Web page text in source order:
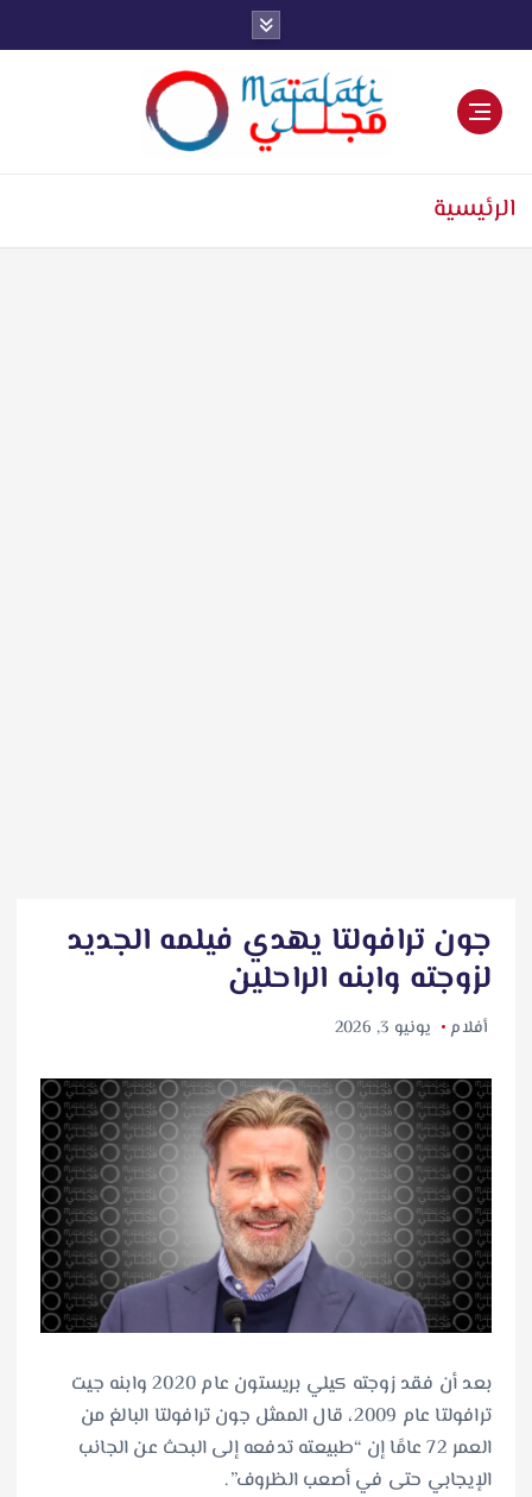
ل
الرئيسية
جون ترافولتا يهدي فيلمه الجديد
لزوجته وابنه الراحلين
أفلام يونيو 3, 2026
بعد أن فقد زوجته كيلي بريستون عام 2020 وابنه جيت
ترافولتا عام 2009، قال الممثل جون ترافولتا البالغ من
العمر 72 عامًا إن “طبيعته تدفعه إلى البحث عن الجانب
الإيجابي حتى في أصعب الظروف”.